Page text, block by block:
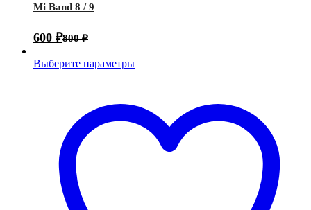
Mi Band 8 / 9
600 ₽800₽
Выберите параметры